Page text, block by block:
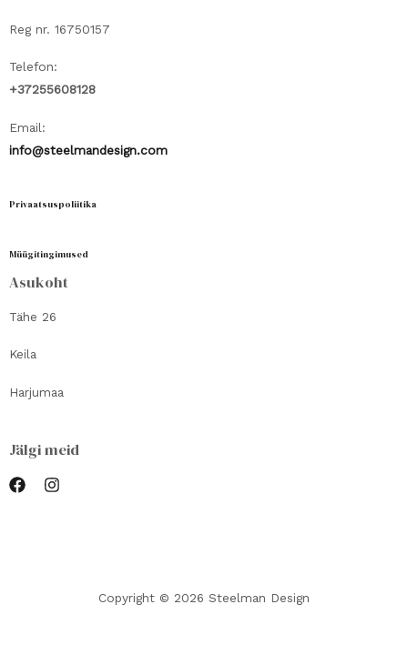
Reg nr. 16750157
Telefon:
+37255608128
Email:
info@steelmandesign.com
Privaatsuspoliitika
Müügitingimused
Asukoht
Tähe 26
Keila
Harjumaa
Jälgi meid
Copyright © 2026 Steelman Design